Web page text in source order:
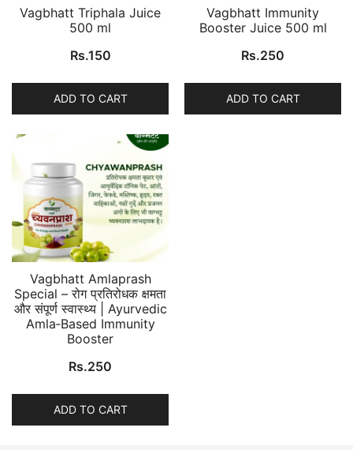
Vagbhatt Triphala Juice
500 ml
Rs.150
ADD TO CART
Vagbhatt Immunity
Booster Juice 500 ml
Rs.250
ADD TO CART
Vagbhatt Amlaprash
Special – रोग प्रतिरोधक क्षमता
और संपूर्ण स्वास्थ्य | Ayurvedic
Amla‑Based Immunity
Booster
Rs.250
ADD TO CART